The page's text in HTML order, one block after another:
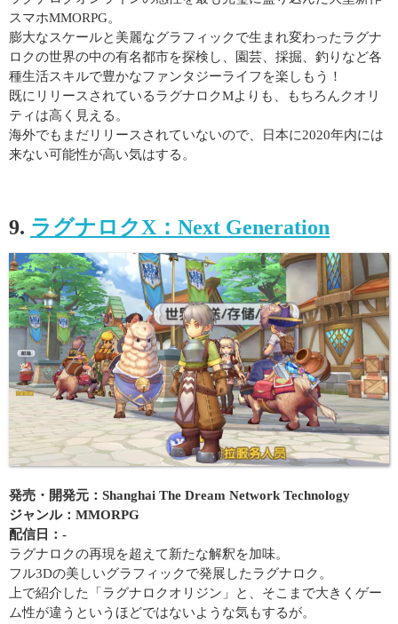
スマホMMORPG。
膨大なスケールと美麗なグラフィックで生まれ変わったラグナ
ロクの世界の中の有名都市を探検し、園芸、採掘、釣りなど各
種生活スキルで豊かなファンタジーライフを楽しもう！
既にリリースされているラグナロクMよりも、もちろんクオリ
ティは高く見える。
海外でもまだリリースされていないので、日本に2020年内には
来ない可能性が高い気はする。
9. ラグナロクX：Next Generation
発売・開発元：Shanghai The Dream Network Technology
ジャンル：MMORPG
配信日：-
ラグナロクの再現を超えて新たな解釈を加味。
フル3Dの美しいグラフィックで発展したラグナロク。
上で紹介した「ラグナロクオリジン」と、そこまで大きくゲー
ム性が違うというほどではないような気もするが。